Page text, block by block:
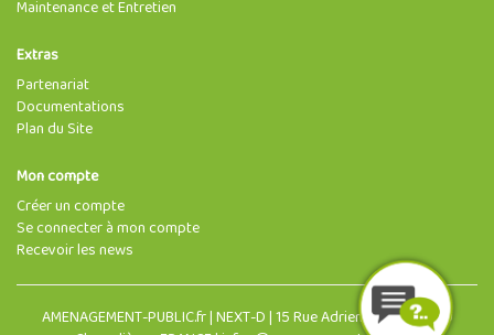
Maintenance et Entretien
Extras
Partenariat
Documentations
Plan du Site
Mon compte
Créer un compte
Se connecter à mon compte
Recevoir les news
AMENAGEMENT-PUBLIC.fr | NEXT-D | 15 Rue Adrien Morin, 63400